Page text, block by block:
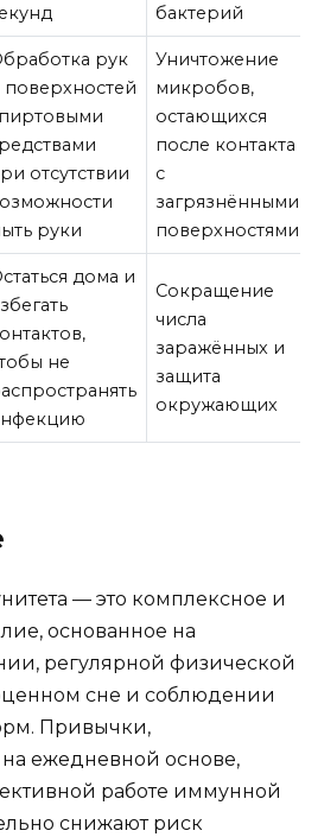
бактерий
рук
поверхностей
отсутствии
руки
Уничтожение
микробов,
остающихся
после контакта
с
загрязнёнными
поверхностями
дома и
не
Сокращение
числа
заражённых и
защита
окружающих
— это комплексное и
основанное на
регулярной физической
сне и соблюдении
Привычки,
ежедневной основе,
работе иммунной
снижают риск